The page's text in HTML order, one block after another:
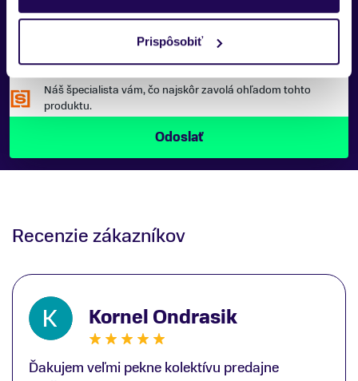
Prispôsobiť
Náš špecialista vám, čo najskôr zavolá ohľadom tohto
produktu.
Recenzie zákazníkov
Kornel Ondrasik
Ďakujem veľmi pekne kolektívu predajne